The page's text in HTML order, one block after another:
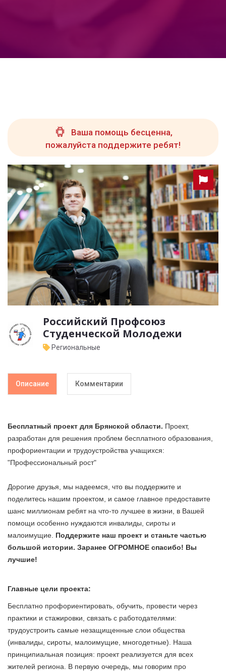
Ваша помощь бесценна,
пожалуйста поддержите ребят!
Российский Профсоюз
Студенческой Молодежи
Региональные
Описание Комментарии
Бесплатный проект для Брянской области. Проект,
разработан для решения проблем бесплатного образования,
профориентации и трудоустройства учащихся:
"Профессиональный рост"
Дорогие друзья, мы надеемся, что вы поддержите и
поделитесь нашим проектом, и самое главное предоставите
шанс миллионам ребят на что-то лучшее в жизни, в Вашей
помощи особенно нуждаются инвалиды, сироты и
малоимущие. Поддержите наш проект и станьте частью
большой истории. Заранее ОГРОМНОЕ спасибо! Вы
лучшие!
Главные цели проекта:
Бесплатно профориентировать, обучить, провести через
практики и стажировки, связать с работодателями:
трудоустроить самые незащищенные слои общества
(инвалиды, сироты, малоимущие, многодетные). Наша
принципиальная позиция: проект реализуется для всех
жителей региона. В первую очередь, мы говорим про